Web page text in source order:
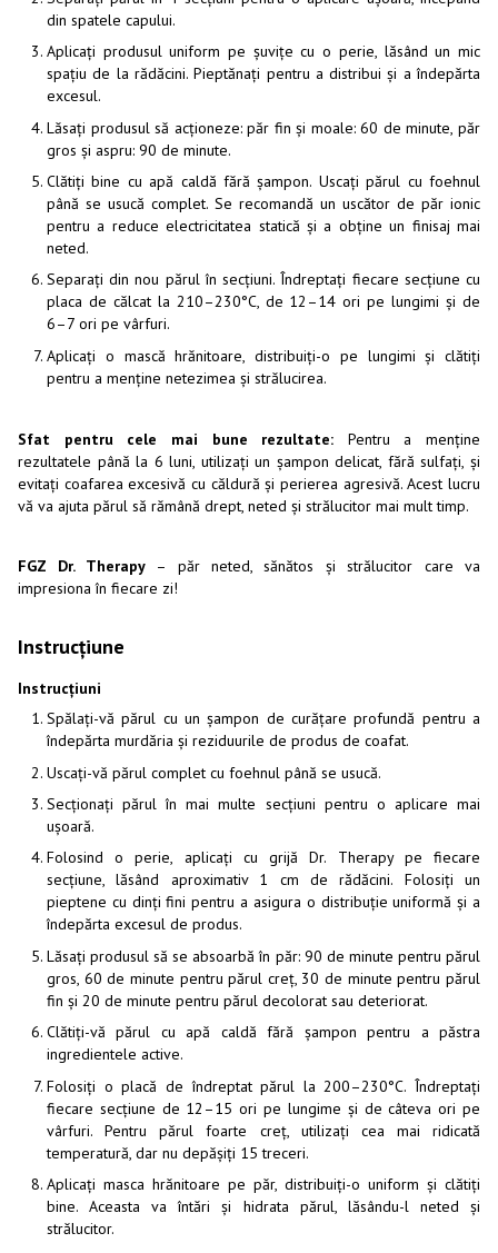
din spatele capului.
Aplicați produsul uniform pe șuvițe cu o perie, lăsând un mic
spațiu de la rădăcini. Pieptănați pentru a distribui și a îndepărta
excesul.
Lăsați produsul să acționeze: păr fin și moale: 60 de minute, păr
gros și aspru: 90 de minute.
Clătiți bine cu apă caldă fără șampon. Uscați părul cu foehnul
până se usucă complet. Se recomandă un uscător de păr ionic
pentru a reduce electricitatea statică și a obține un finisaj mai
neted.
Separați din nou părul în secțiuni. Îndreptați fiecare secțiune cu
placa de călcat la 210–230°C, de 12–14 ori pe lungimi și de
6–7 ori pe vârfuri.
Aplicați o mască hrănitoare, distribuiți-o pe lungimi și clătiți
pentru a menține netezimea și strălucirea.
Sfat pentru cele mai bune rezultate: Pentru a menține
rezultatele până la 6 luni, utilizați un șampon delicat, fără sulfați, și
evitați coafarea excesivă cu căldură și perierea agresivă. Acest lucru
vă va ajuta părul să rămână drept, neted și strălucitor mai mult timp.
FGZ Dr. Therapy– păr neted, sănătos și strălucitor care va
impresiona în fiecare zi!
Instrucțiune
Instrucțiuni
Spălați-vă părul cu un șampon de curățare profundă pentru a
îndepărta murdăria și reziduurile de produs de coafat.
Uscați-vă părul complet cu foehnul până se usucă.
Secționați părul în mai multe secțiuni pentru o aplicare mai
ușoară.
Folosind o perie, aplicați cu grijă Dr. Therapy pe fiecare
secțiune, lăsând aproximativ 1 cm de rădăcini. Folosiți un
pieptene cu dinți fini pentru a asigura o distribuție uniformă și a
îndepărta excesul de produs.
Lăsați produsul să se absoarbă în păr: 90 de minute pentru părul
gros, 60 de minute pentru părul creț, 30 de minute pentru părul
fin și 20 de minute pentru părul decolorat sau deteriorat.
Clătiți-vă părul cu apă caldă fără șampon pentru a păstra
ingredientele active.
Folosiți o placă de îndreptat părul la 200–230°C. Îndreptați
fiecare secțiune de 12–15 ori pe lungime și de câteva ori pe
vârfuri. Pentru părul foarte creț, utilizați cea mai ridicată
temperatură, dar nu depășiți 15 treceri.
Aplicați masca hrănitoare pe păr, distribuiți-o uniform și clătiți
bine. Aceasta va întări și hidrata părul, lăsându-l neted și
strălucitor.